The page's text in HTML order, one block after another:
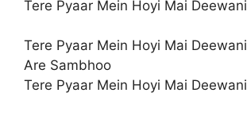
Tere Pyaar Mein Hoyi Mai Deewani
Tere Pyaar Mein Hoyi Mai Deewani
Are Sambhoo
Tere Pyaar Mein Hoyi Mai Deewani